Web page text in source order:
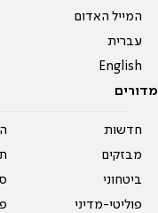
המייל האדום
עברית
English
מדורים
חדשות
מבזקים
ביטחוני
פוליטי-מדיני